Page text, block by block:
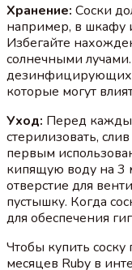
Хранение: Соски
например, в шкафу
Избегайте
солнечными
дезинфицирующих
которые могут
Уход: Перед
стерилизовать,
первым
кипящую воду на 3
отверстие для
пустышку. Когда
для обеспечения
Чтобы купить соску
месяцев Ruby в